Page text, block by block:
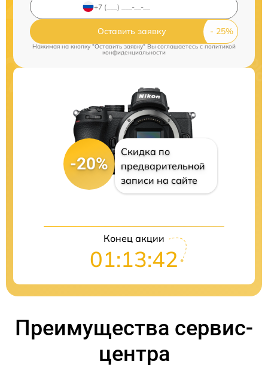
Оставить заявку
Нажимая на кнопку "Оставить заявку" Вы соглашаетесь cполитикой
конфиденциальности
-20%
Скидка по
предварительной
записи на сайте
Конец акции
01:13:42
Преимущества сервис-
центра